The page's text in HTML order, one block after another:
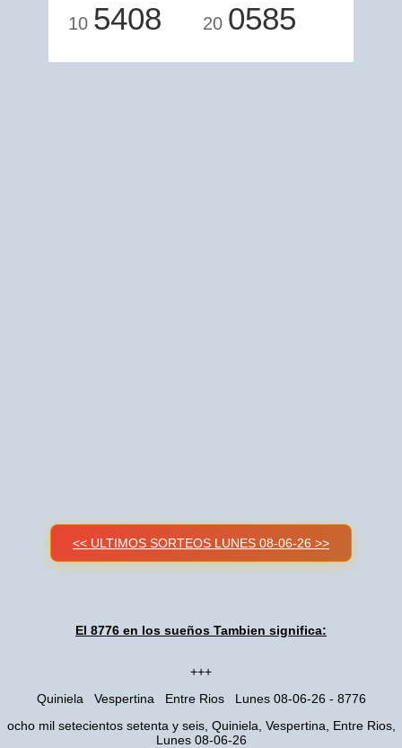
10 5408 20 0585
<< ULTIMOS SORTEOS LUNES 08-06-26 >>
El 8776 en los sueños Tambien significa:
+++
Quiniela Vespertina Entre Rios Lunes 08-06-26 - 8776
ocho mil setecientos setenta y seis, Quiniela, Vespertina, Entre Rios,
Lunes 08-06-26